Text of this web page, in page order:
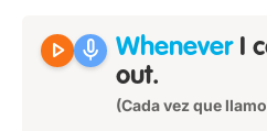
play_arrow mic WheneverI
out.
(Cada vez que